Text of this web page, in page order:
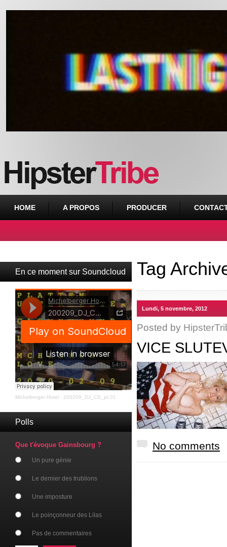
HOME A PROPOS PRODUCER
En ce moment sur Soundcloud
Michelberger Hotel · 200209_DJ_CS_pt.01
Polls
Que t'évoque Gainsbourg ?
Un pure génie
Le dernier des trublions
Une imposture
Le poinçonneur des Lilas
Pas de commentaires
Tag
Lundi, 5 novembre, 2012
Posted by
VICE
No comments